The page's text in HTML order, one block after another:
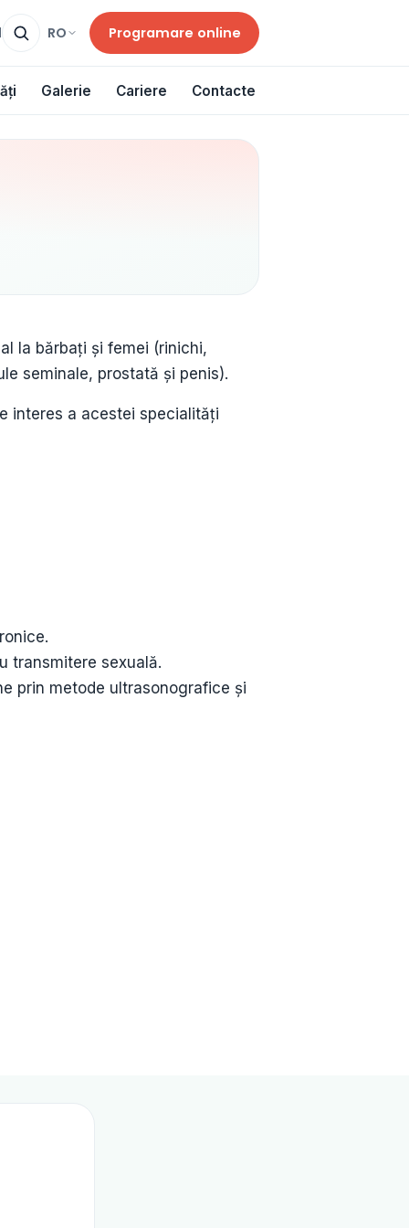
RO Programare online
Galerie Cariere Contacte
la bărbați și femei (rinichi,
seminale, prostată și penis).
interes a acestei specialități
transmitere sexuală.
prin metode ultrasonografice și